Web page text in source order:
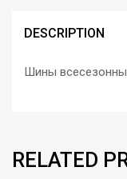
DESCRIPTION
Шины
RELATED